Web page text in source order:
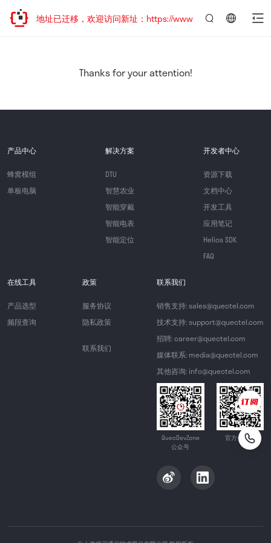
网站地址已迁移，欢迎访问新址：https://www.quectel.com.cn
Thanks for your attention!
产品中心
蜂窝模组
单板电脑
解决方案
DTU
智慧农业
智能穿戴
智能电表
智能定位
开发者中心
资源下载
文档中心
开发工具
应用笔记
Helios SDK
FAQ
在线工具
产品选型
频段查询
政策
服务协议
隐私政策
联系我们
联系我们
销售支持: sales@quectel.com
技术支持: support@quectel.com
招聘: career@quectel.com
媒体联系: media@quectel.com
其他咨询: info@quectel.com
QuecDevZone
公众号
官方公众号